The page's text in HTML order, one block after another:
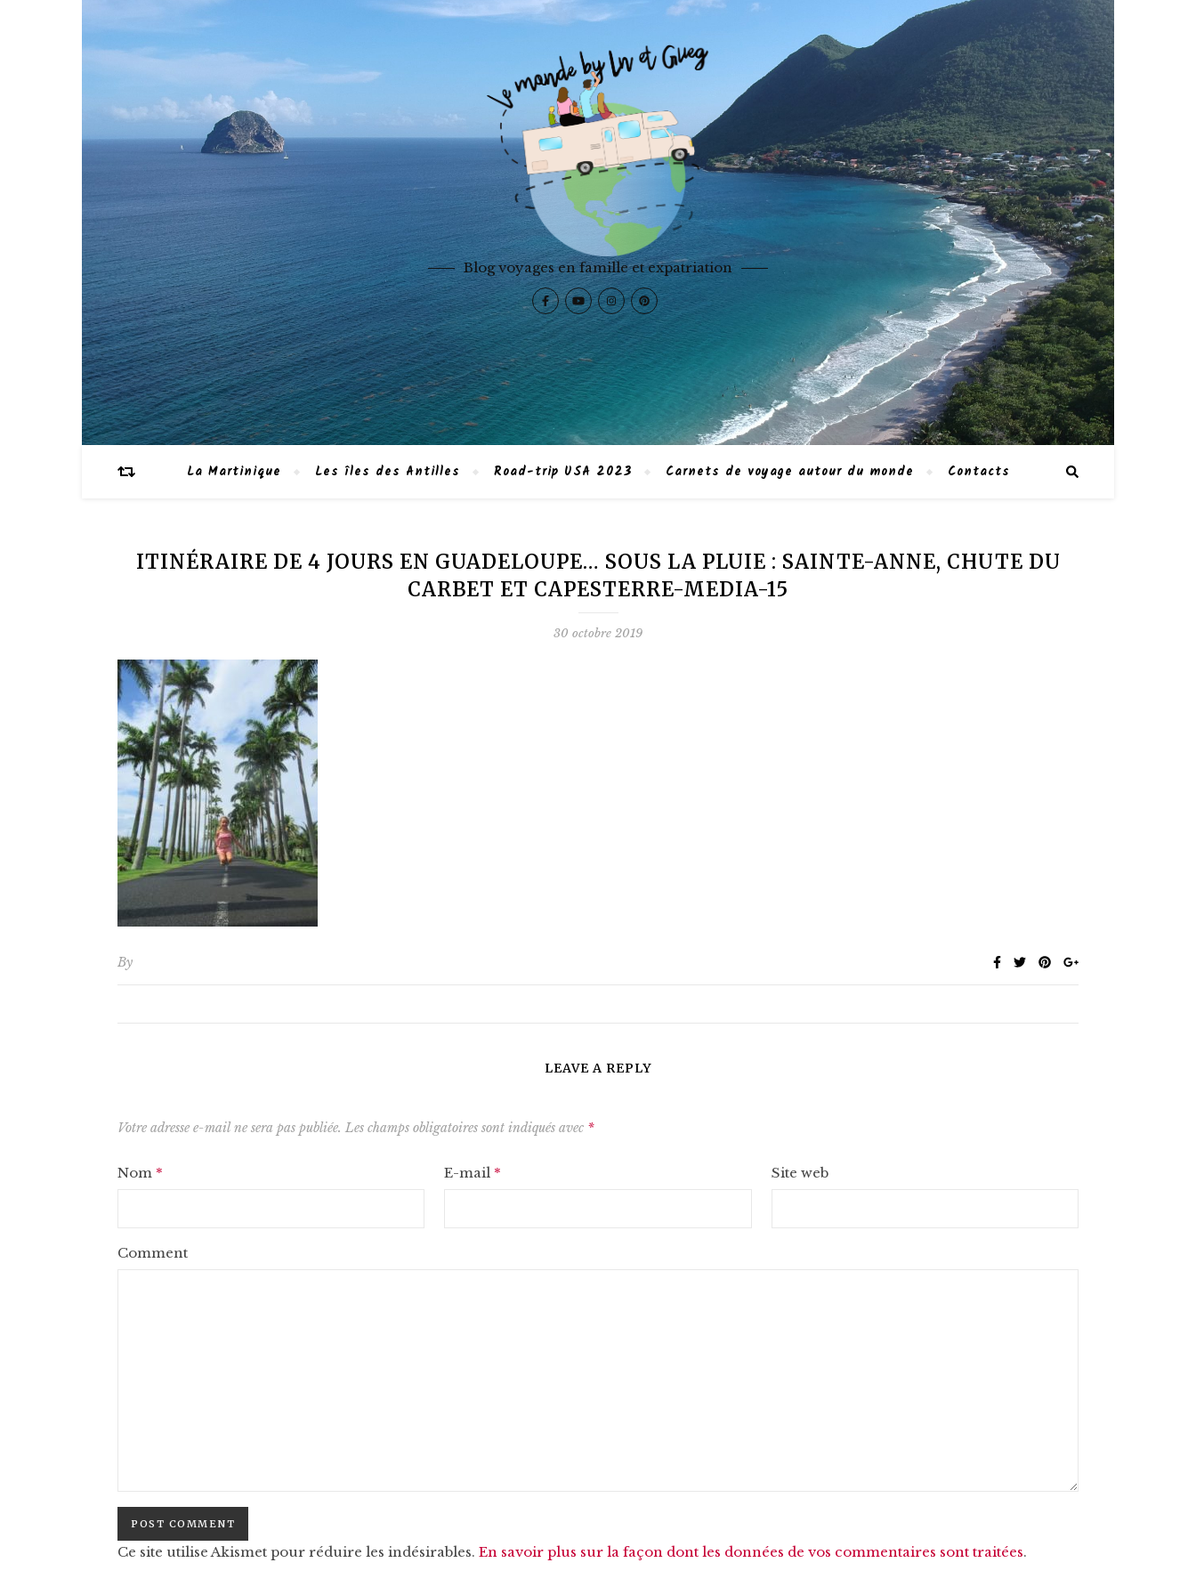
Blog voyages en famille et expatriation
La Martinique Les îles des Antilles Road-trip USA 2023 Carnets de voyage autour du monde Contacts
ITINÉRAIRE DE 4 JOURS EN GUADELOUPE… SOUS LA PLUIE : SAINTE-ANNE, CHUTE DU
CARBET ET CAPESTERRE-MEDIA-15
30 octobre 2019
By
LEAVE A REPLY
Votre adresse e-mail ne sera pas publiée. Les champs obligatoires sont indiqués avec *
Nom * E-mail * Site web
Comment
Ce site utilise Akismet pour réduire les indésirables. En savoir plus sur la façon dont les données de vos commentaires sont traitées.